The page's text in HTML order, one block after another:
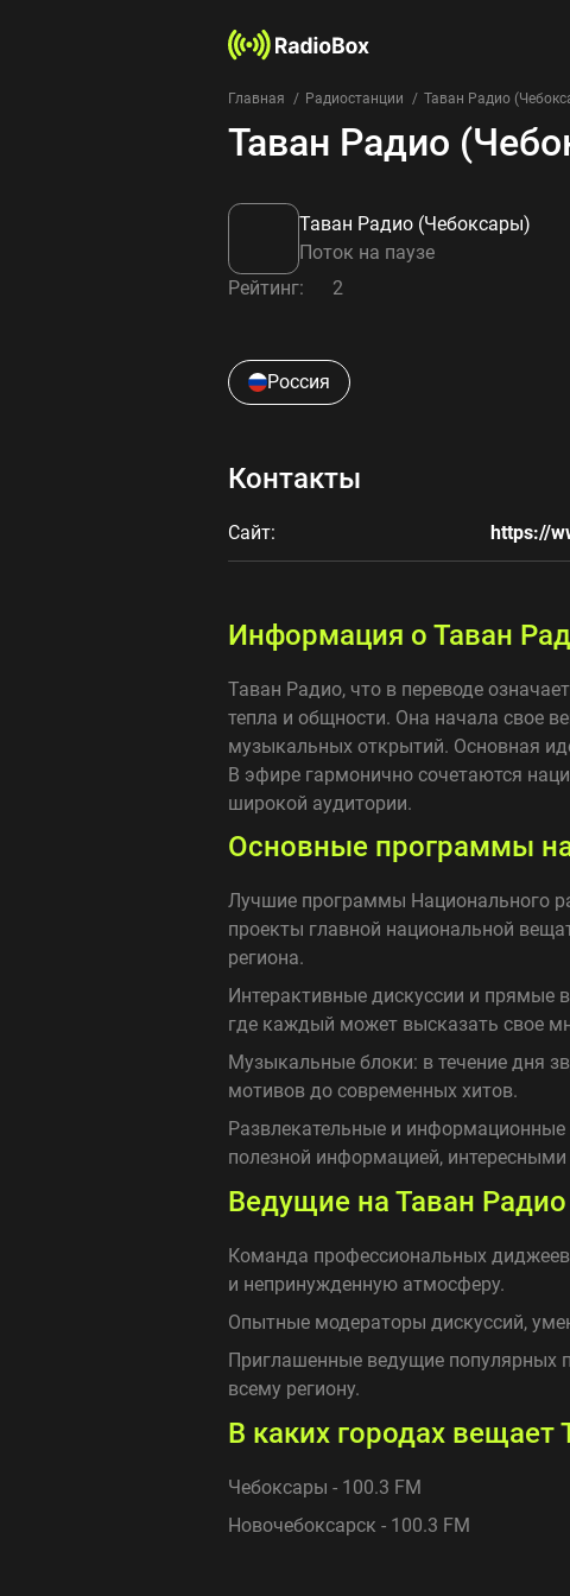
Главная Радиостанции Таван Радио
Таван Радио
Таван Радио (Чебоксары)
Поток на паузе
Рейтинг: 2
Россия
Контакты
Сайт: https://
Информация о Таван
Таван Радио, что в переводе
тепла и общности. Она начала свое
музыкальных открытий. Основная
В эфире гармонично сочетаются
широкой аудитории.
Основные программы
Лучшие программы Национального
проекты главной национальной
региона.
Интерактивные дискуссии и прямые
где каждый может высказать свое
Музыкальные блоки: в течение дня
мотивов до современных хитов.
Развлекательные и
полезной информацией,
Ведущие на Таван Радио
Команда профессиональных
и непринужденную атмосферу.
Опытные модераторы дискуссий,
Приглашенные ведущие популярных
всему региону.
В каких городах вещает
Чебоксары - 100.3 FM
Новочебоксарск - 100.3 FM